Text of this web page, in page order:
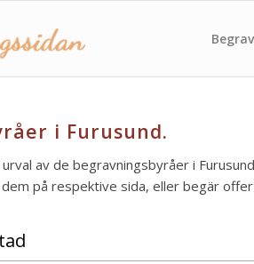
i Furusund.
av de begravningsbyråer i
på respektive sida, eller begär